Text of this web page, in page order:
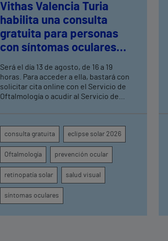
Vithas Valencia Turia
habilita una consulta
gratuita para personas
con síntomas oculares
tras el eclipse solar
Será el día 13 de agosto, de 16 a 19
horas. Para acceder a ella, bastará con
solicitar cita online con el Servicio de
Oftalmología o acudir al Servicio de
consulta gratuita eclipse solar 2026
Oftalmología prevención ocular
retinopatía solar salud visual
síntomas oculares